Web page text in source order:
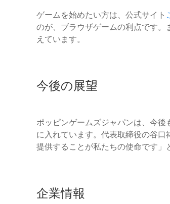
ゲームを始めたい方は、公式サイト
のが、ブラウザゲームの利点です
えています。
今後の展望
ポッピンゲームズジャパンは、今
に入れています。代表取締役の谷
提供することが私たちの使命です」
企業情報